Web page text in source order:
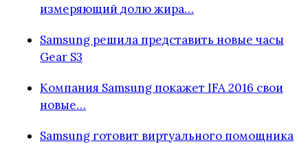
измеряющий долю жира…
Samsung решила представить новые часы
Gear S3
Компания Samsung покажет IFA 2016 свои
новые…
Samsung готовит виртуального помощника